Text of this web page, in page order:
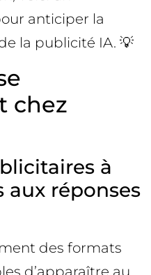
anticiper la
la publicité IA. 💡
chez
à
aux réponses
des formats
d’apparaître au